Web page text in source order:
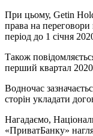
При цьому, Getin
права на
період до 1 січня
Також
перший квартал
Водночас
сторін укладати
Нагадаємо,
«ПриватБанку»